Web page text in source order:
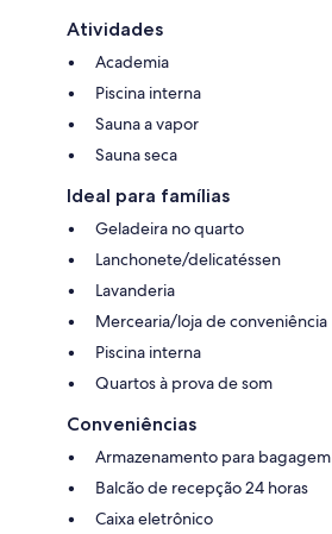
Atividades
Academia
Piscina interna
Sauna a vapor
Sauna seca
Ideal para famílias
Geladeira no quarto
Lanchonete/delicatéssen
Lavanderia
Mercearia/loja de conveniência
Piscina interna
Quartos à prova de som
Conveniências
Armazenamento para bagagem
Balcão de recepção 24 horas
Caixa eletrônico